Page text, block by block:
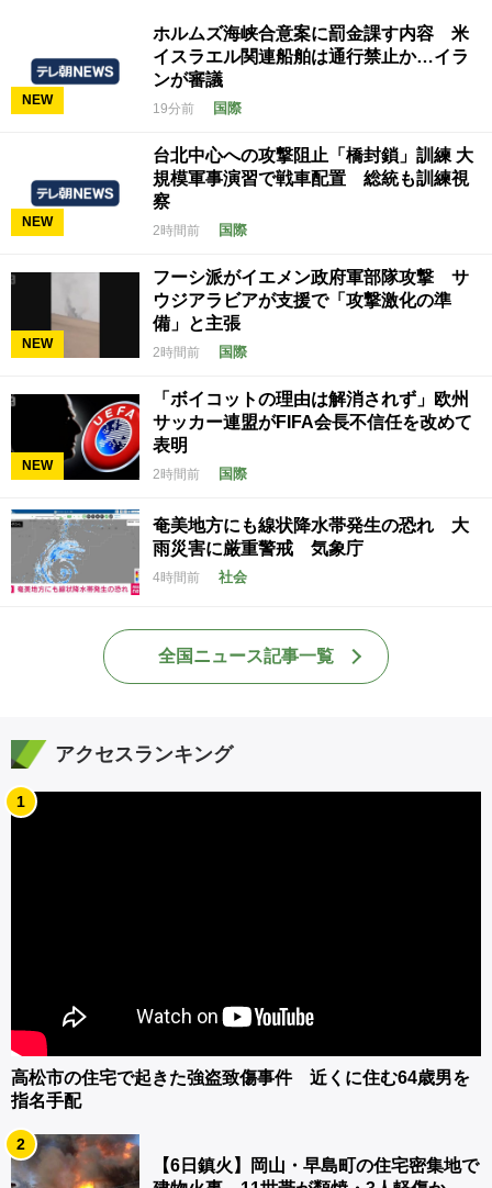
NEW
ホルムズ海峡合意案に罰金課す内容 米
イスラエル関連船舶は通行禁止か…イラ
ンが審議
19分前 国際
NEW
台北中心への攻撃阻止「橋封鎖」訓練 大
規模軍事演習で戦車配置 総統も訓練視
察
2時間前 国際
NEW
フーシ派がイエメン政府軍部隊攻撃 サ
ウジアラビアが支援で「攻撃激化の準
備」と主張
2時間前 国際
NEW
「ボイコットの理由は解消されず」欧州
サッカー連盟がFIFA会長不信任を改めて
表明
2時間前 国際
奄美地方にも線状降水帯発生の恐れ 大
雨災害に厳重警戒 気象庁
4時間前 社会
全国ニュース記事一覧
アクセスランキング
1
高松市の住宅で起きた強盗致傷事件 近くに住む64歳男を
指名手配
2
【6日鎮火】岡山・早島町の住宅密集地で